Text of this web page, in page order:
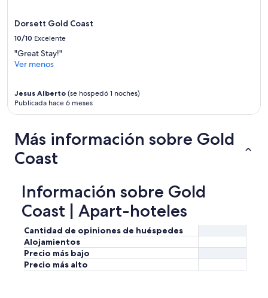
Dorsett Gold Coast
10/10 Excelente
"Great Stay!"
Ver menos
Jesus Alberto (se hospedó 1 noches)
Publicada hace 6 meses
Más información sobre Gold
Coast
Información sobre Gold
Coast | Apart-hoteles
Cantidad de opiniones de huéspedes
Alojamientos
Precio más bajo
Precio más alto